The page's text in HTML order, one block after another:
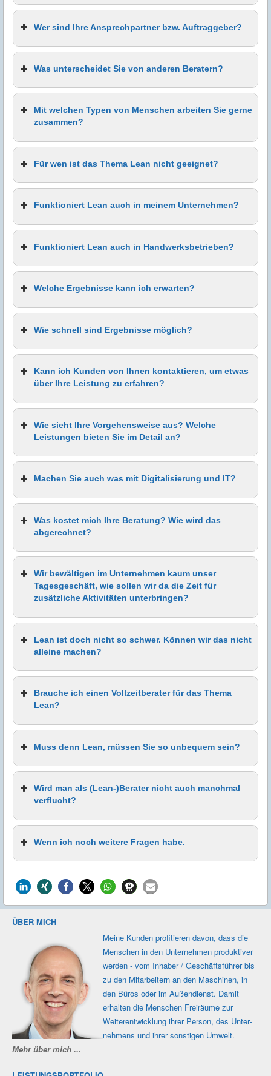
Wer sind Ihre Ansprechpartner bzw. Auftraggeber?
Was unterscheidet Sie von anderen Beratern?
Mit welchen Typen von Menschen arbeiten Sie gerne
zusammen?
Für wen ist das Thema Lean nicht geeignet?
Funktioniert Lean auch in meinem Unternehmen?
Funktioniert Lean auch in Handwerksbetrieben?
Welche Ergebnisse kann ich erwarten?
Wie schnell sind Ergebnisse möglich?
Kann ich Kunden von Ihnen kontaktieren, um etwas
über Ihre Leistung zu erfahren?
Wie sieht Ihre Vorgehensweise aus? Welche
Leistungen bieten Sie im Detail an?
Machen Sie auch was mit Digitalisierung und IT?
Was kostet mich Ihre Beratung? Wie wird das
abgerechnet?
Wir bewältigen im Unternehmen kaum unser
Tagesgeschäft, wie sollen wir da die Zeit für
zusätzliche Aktivitäten unterbringen?
Lean ist doch nicht so schwer. Können wir das nicht
alleine machen?
Brauche ich einen Vollzeitberater für das Thema
Lean?
Muss denn Lean, müssen Sie so unbequem sein?
Wird man als (Lean-)Berater nicht auch manchmal
verflucht?
Wenn ich noch weitere Fragen habe.
Kontaktformular
ÜBER MICH
Meine Kunden profi­tieren davon, dass die
Men­schen in den Unter­nehmen produk­tiver
werden - vom Inhaber / Geschäfts­führer bis
zu den Mit­ar­beitern an den Maschi­nen, in
den Büros oder im Außen­dienst. Damit
erhalten die Men­schen Frei­räume zur
Weiter­ent­wicklung ihrer Person, des Unter­
nehmens und ihrer sons­tigen Umwelt.
Mehr über mich ...